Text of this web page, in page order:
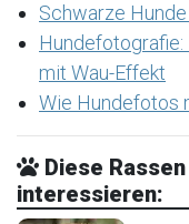
Schwarze
mit Wau-Effekt
Wie Hundefotos
Diese
interessieren: